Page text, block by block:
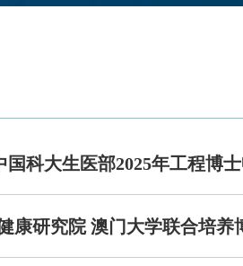
国科大生医部2025年工程博
康研究院 澳门大学联合培